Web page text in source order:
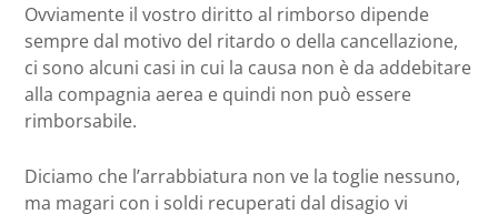
Ovviamente il vostro diritto al rimborso dipende
sempre dal motivo del ritardo o della cancellazione,
ci sono alcuni casi in cui la causa non è da addebitare
alla compagnia aerea e quindi non può essere
rimborsabile.
Diciamo che l’arrabbiatura non ve la toglie nessuno,
ma magari con i soldi recuperati dal disagio vi